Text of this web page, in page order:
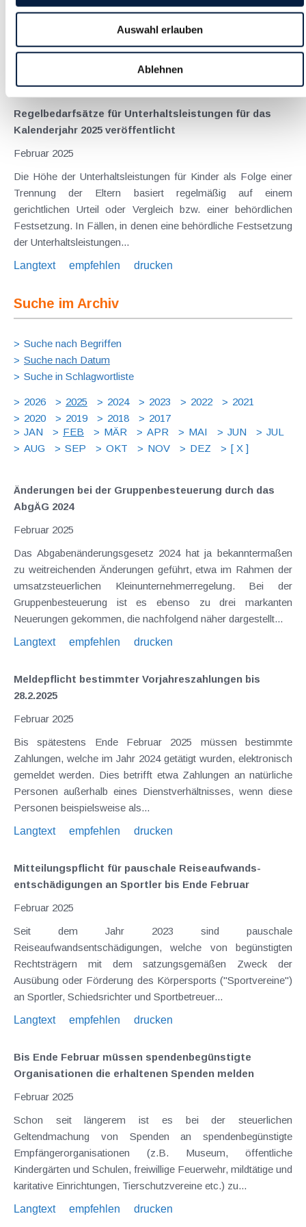
Auswahl erlauben
Ablehnen
Einkommensteuer ist es wegen der Anhebung der
(brutto) ab 2025 zu Anpassungen gekommen. Zuvor waren
die 35.000 € (netto) plus Überschreitungsbetrag von 5.000 €...
drucken
Regelbedarfsätze für Unterhaltsleistungen für das
Kalenderjahr 2025 veröffentlicht
Februar 2025
Die Höhe der Unterhaltsleistungen für Kinder als Folge einer
Trennung der Eltern basiert regelmäßig auf einem
gerichtlichen Urteil oder Vergleich bzw. einer behördlichen
Festsetzung. In Fällen, in denen eine behördliche Festsetzung
der Unterhaltsleistungen...
Langtext
empfehlen drucken
Suche im Archiv
Suche nach Begriffen
Suche nach Datum
Suche in Schlagwortliste
2026 2025 2024 2023 2022
2021
2020
2019 2018
2017
JAN
FEB MÄR APR MAI JUN
JUL
AUG
SEP OKT NOV DEZ [ X ]
Änderungen bei der Gruppenbesteuerung durch das
AbgÄG 2024
Februar 2025
Das Abgabenänderungsgesetz 2024 hat ja bekanntermaßen
zu weitreichenden Änderungen geführt, etwa im Rahmen der
umsatzsteuerlichen Kleinunternehmerregelung. Bei der
Gruppenbesteuerung ist es ebenso zu drei markanten
Neuerungen gekommen, die nachfolgend näher dargestellt...
Langtext
empfehlen drucken
Meldepflicht bestimmter Vorjahreszahlungen bis
28.2.2025
Februar 2025
Bis spätestens Ende Februar 2025 müssen bestimmte
Zahlungen, welche im Jahr 2024 getätigt wurden, elektronisch
gemeldet werden. Dies betrifft etwa Zahlungen an natürliche
Personen außerhalb eines Dienstverhältnisses, wenn diese
Personen beispielsweise als...
Langtext
empfehlen drucken
Mitteilungspflicht für pauschale Reiseaufwands­
entschädigungen an Sportler bis Ende Februar
Februar 2025
Seit dem Jahr 2023 sind pauschale
Reiseaufwandsentschädigungen, welche von begünstigten
Rechtsträgern mit dem satzungsgemäßen Zweck der
Ausübung oder Förderung des Körpersports ("Sportvereine")
an Sportler, Schiedsrichter und Sportbetreuer...
Langtext
empfehlen drucken
Bis Ende Februar müssen spendenbegünstigte
Organisationen die erhaltenen Spenden melden
Februar 2025
Schon seit längerem ist es bei der steuerlichen
Geltendmachung von Spenden an spendenbegünstigte
Empfängerorganisationen (z.B. Museum, öffentliche
Kindergärten und Schulen, freiwillige Feuerwehr, mildtätige und
karitative Einrichtungen, Tierschutzvereine etc.) zu...
Langtext
empfehlen drucken